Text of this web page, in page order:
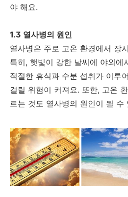
야 해요.
1.3 열사병의 원인
열사병은 주로 고온 환경에서 장
특히, 햇빛이 강한 날씨에 야외에
적절한 휴식과 수분 섭취가 이루
걸릴 위험이 커져요. 또한, 고온
르는 것도 열사병의 원인이 될 수